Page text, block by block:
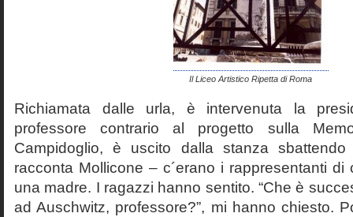
Il Liceo Artistico Ripetta di Roma
Richiamata dalle urla, è intervenuta la
professore contrario al progetto sulla
Campidoglio, è uscito dalla stanza
racconta Mollicone – c´erano i rappresentanti
una madre. I ragazzi hanno sentito. “Che è
ad Auschwitz, professore?”, mi hanno chiesto.